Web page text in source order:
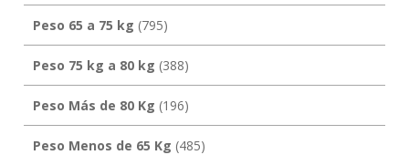
Peso 65 a 75 kg (795)
Peso 75 kg a 80 kg (388)
Peso Más de 80 Kg (196)
Peso Menos de 65 Kg (485)